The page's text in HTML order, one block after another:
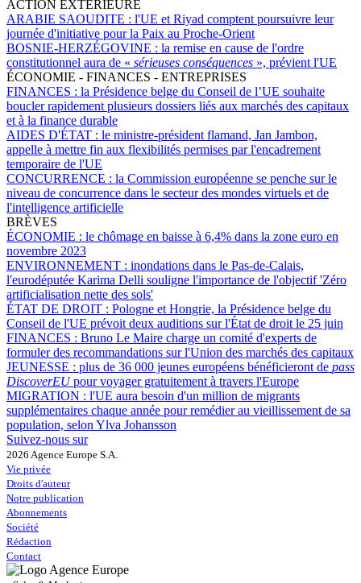
ACTION EXTÉRIEURE
ARABIE SAOUDITE : l'UE et Riyad comptent poursuivre leur
journée d'initiative pour la Paix au Proche-Orient
BOSNIE-HERZÉGOVINE : la remise en cause de l'ordre
constitutionnel aura de « sérieuses conséquences », prévient l'UE
ÉCONOMIE - FINANCES - ENTREPRISES
FINANCES : la Présidence belge du Conseil de l’UE souhaite
boucler rapidement plusieurs dossiers liés aux marchés des capitaux
et à la finance durable
AIDES D'ÉTAT : le ministre-président flamand, Jan Jambon,
appelle à mettre fin aux flexibilités permises par l'encadrement
temporaire de l'UE
CONCURRENCE : la Commission européenne se penche sur le
niveau de concurrence dans le secteur des mondes virtuels et de
l'intelligence artificielle
BRÈVES
ÉCONOMIE : le chômage en baisse à 6,4% dans la zone euro en
novembre 2023
ENVIRONNEMENT : inondations dans le Pas-de-Calais,
l'eurodéputée Karima Delli souligne l'importance de l'objectif 'Zéro
artificialisation nette des sols'
ÉTAT DE DROIT : Pologne et Hongrie, la Présidence belge du
Conseil de l'UE prévoit deux auditions sur l'État de droit le 25 juin
FINANCES : Bruno Le Maire charge un comité d'experts de
formuler des recommandations sur l'Union des marchés des capitaux
JEUNESSE : plus de 36 000 jeunes européens bénéficieront de pass
DiscoverEUpour voyager gratuitement à travers l'Europe
MIGRATION : l'UE aura besoin d'un million de migrants
supplémentaires chaque année pour remédier au vieillissement de sa
population, selon Ylva Johansson
Suivez-nous sur
2026 Agence Europe S.A.
Vie privée
Droits d'auteur
Notre publication
Abonnements
Société
Rédaction
Contact